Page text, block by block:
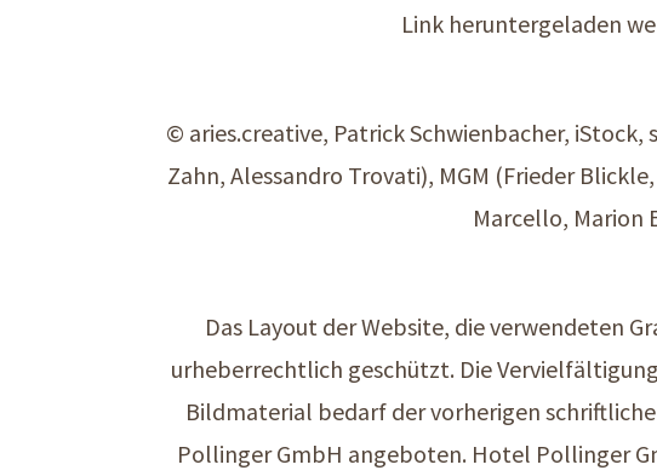
Link heruntergeladen
© aries.creative, Patrick Schwienbacher,
Zahn, Alessandro Trovati), MGM (Frieder
Marcello, Marion
Das Layout der Website, die verwendeten
urheberrechtlich geschützt. Die
Bildmaterial bedarf der vorherigen
Pollinger GmbH angeboten. Hotel Pollinger